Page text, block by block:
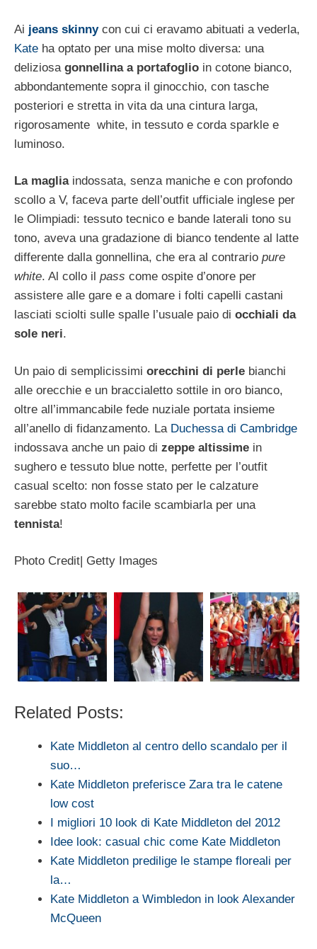
Ai jeans skinnycon cui ci eravamo abituati a vederla,
Kate ha optato per una mise molto diversa: una
deliziosagonnellina a portafoglio in cotone bianco,
abbondantemente sopra il ginocchio, con tasche
posteriori e stretta in vita da una cintura larga,
rigorosamente white, in tessuto e corda sparkle e
luminoso.
La magliaindossata, senza maniche e con profondo
scollo a V, faceva parte dell’outfit ufficiale inglese per
le Olimpiadi: tessuto tecnico e bande laterali tono su
tono, aveva una gradazione di bianco tendente al latte
differente dalla gonnellina, che era al contrario pure
white. Al collo il pass come ospite d’onore per
assistere alle gare e a domare i folti capelli castani
lasciati sciolti sulle spalle l’usuale paio di occhiali da
sole neri.
Un paio di semplicissimi orecchini di perle bianchi
alle orecchie e un braccialetto sottile in oro bianco,
oltre all’immancabile fede nuziale portata insieme
all’anello di fidanzamento. La Duchessa di Cambridge
indossava anche un paio di zeppe altissime in
sughero e tessuto blue notte, perfette per l’outfit
casual scelto: non fosse stato per le calzature
sarebbe stato molto facile scambiarla per una
tennista!
Photo Credit| Getty Images
Related Posts:
Kate Middleton al centro dello scandalo per il
suo…
Kate Middleton preferisce Zara tra le catene
low cost
I migliori 10 look di Kate Middleton del 2012
Idee look: casual chic come Kate Middleton
Kate Middleton predilige le stampe floreali per
la…
Kate Middleton a Wimbledon in look Alexander
McQueen